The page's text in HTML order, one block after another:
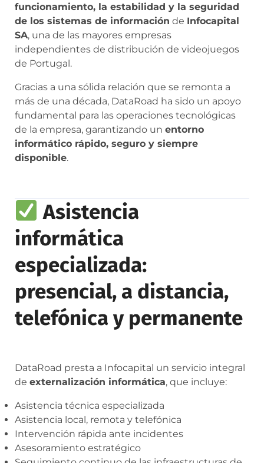
funcionamiento, la estabilidad y la seguridad
de los sistemas de información de Infocapital
SA, una de las mayores empresas
independientes de distribución de videojuegos
de Portugal.
Gracias a una sólida relación que se remonta a
más de una década, DataRoad ha sido un apoyo
fundamental para las operaciones tecnológicas
de la empresa, garantizando un entorno
informático rápido, seguro y siempre
disponible.
Asistencia
informática
especializada:
presencial, a distancia,
telefónica y permanente
DataRoad presta a Infocapital un servicio integral
de externalización informática, que incluye:
Asistencia técnica especializada
Asistencia local, remota y telefónica
Intervención rápida ante incidentes
Asesoramiento estratégico